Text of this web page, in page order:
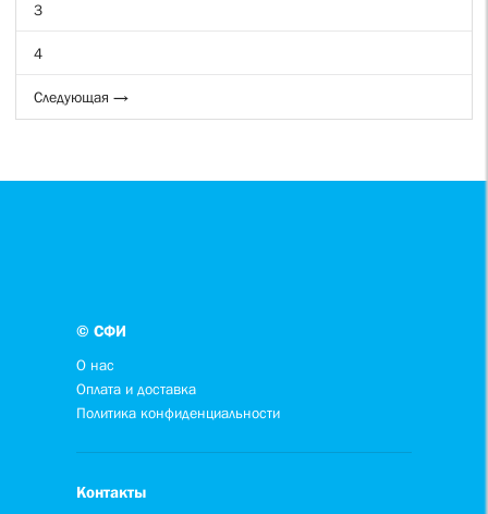
3
4
Следующая →
© СФИ
О нас
Оплата и доставка
Политика конфиденциальности
Контакты